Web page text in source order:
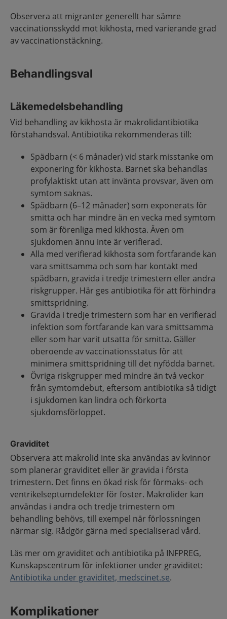
Observera att migranter generellt har sämre
vaccinationsskydd mot kikhosta, med varierande grad
av vaccinationstäckning.
Behandlingsval
Läkemedelsbehandling
Vid behandling av kikhosta är makrolidantibiotika
förstahandsval. Antibiotika rekommenderas till:
Spädbarn (< 6 månader) vid stark misstanke om
exponering för kikhosta. Barnet ska behandlas
profylaktiskt utan att invänta provsvar, även om
symtom saknas.
Spädbarn (6–12 månader) som exponerats för
smitta och har mindre än en vecka med symtom
som är förenliga med kikhosta. Även om
sjukdomen ännu inte är verifierad.
Alla med verifierad kikhosta som fortfarande kan
vara smittsamma och som har kontakt med
spädbarn, gravida i tredje trimestern eller andra
riskgrupper. Här ges antibiotika för att förhindra
smittspridning.
Gravida i tredje trimestern som har en verifierad
infektion som fortfarande kan vara smittsamma
eller som har varit utsatta för smitta. Gäller
oberoende av vaccinationsstatus för att
minimera smittspridning till det nyfödda barnet.
Övriga riskgrupper med mindre än två veckor
från symtomdebut, eftersom antibiotika så tidigt
i sjukdomen kan lindra och förkorta
sjukdomsförloppet.
Graviditet
Observera att makrolid inte ska användas av kvinnor
som planerar graviditet eller är gravida i första
trimestern. Det finns en ökad risk för förmaks- och
ventrikelseptumdefekter för foster. Makrolider kan
användas i andra och tredje trimestern om
behandling behövs, till exempel när förlossningen
närmar sig. Rådgör gärna med specialiserad vård.
Läs mer om graviditet och antibiotika på INFPREG,
Kunskapscentrum för infektioner under graviditet:
Antibiotika under graviditet, medscinet.se.
Komplikationer